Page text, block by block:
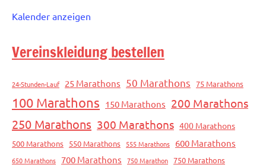
Kalender anzeigen
Vereinskleidung bestellen
24-Stunden-Lauf 25 Marathons 50 Marathons 75 Marathons
100 Marathons 150 Marathons 200 Marathons
250 Marathons 300 Marathons 400 Marathons
500 Marathons 550 Marathons 555 Marathons 600 Marathons
650 Marathons 700 Marathons 750 Marathon 750 Marathons